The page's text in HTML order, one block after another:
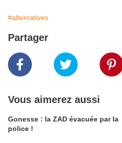
#alternatives
Partager
Vous aimerez aussi
Gonesse : la ZAD évacuée par la
police !